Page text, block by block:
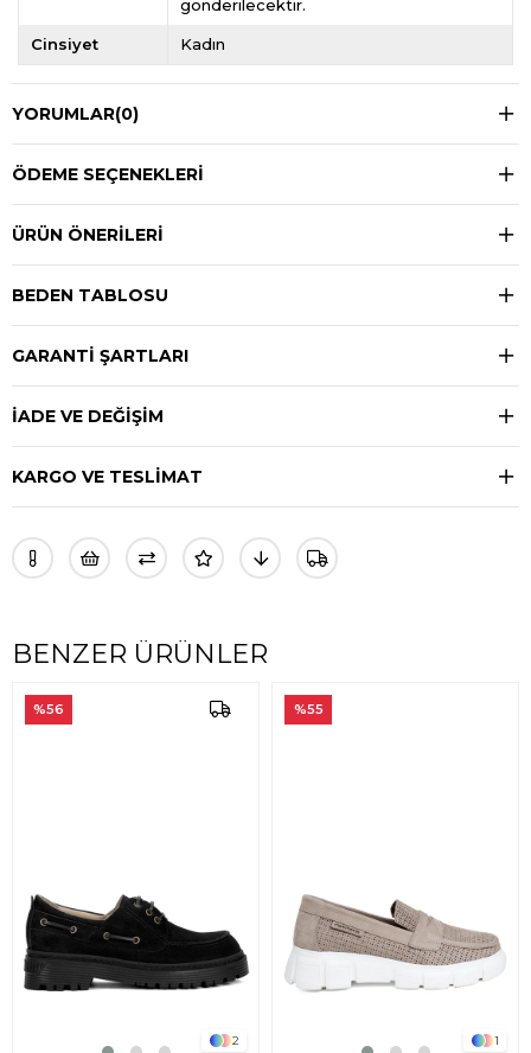
gönderilecektir.
Cinsiyet Kadın
YORUMLAR(0)
ÖDEME SEÇENEKLERI
ÜRÜN ÖNERILERI
BEDEN TABLOSU
GARANTİ ŞARTLARI
İADE VE DEĞİŞİM
KARGO VE TESLİMAT
BENZER ÜRÜNLER
2
%56
1
%55